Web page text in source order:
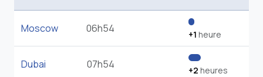
Moscow 06h54 +1 heure
Dubai 07h54 +2 heures